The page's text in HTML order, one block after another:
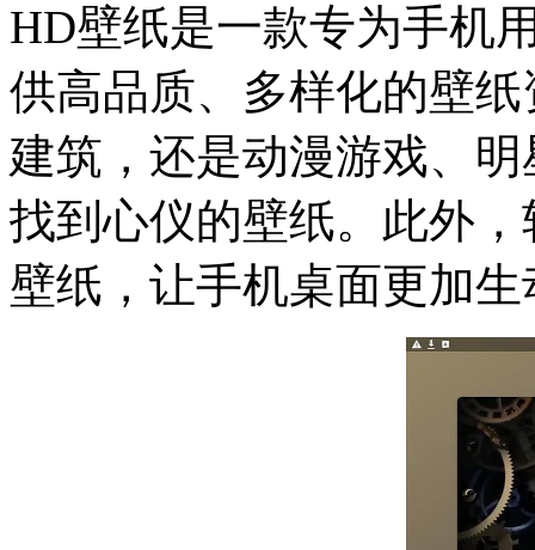
HD壁纸是一款专为手机
供高品质、多样化的壁
建筑，还是动漫游戏、
找到心仪的壁纸。此外
壁纸，让手机桌面更加